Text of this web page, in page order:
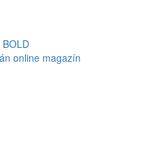
online magazín